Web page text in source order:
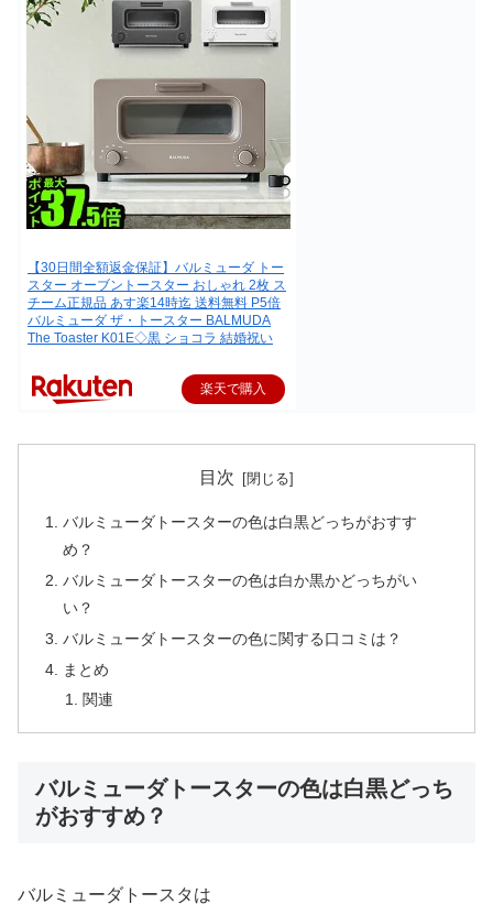
【30日間全額返金保証】バルミューダ トー
スター オーブントースター おしゃれ 2枚 ス
チーム正規品 あす楽14時迄 送料無料 P5倍
バルミューダ ザ・トースター BALMUDA
The Toaster K01E◇黒 ショコラ 結婚祝い
楽天で購入
目次
バルミューダトースターの色は白黒どっちがおすす
め？
バルミューダトースターの色は白か黒かどっちがい
い？
バルミューダトースターの色に関する口コミは？
まとめ
関連
バルミューダトースターの色は白黒どっち
がおすすめ？
バルミューダトースタは